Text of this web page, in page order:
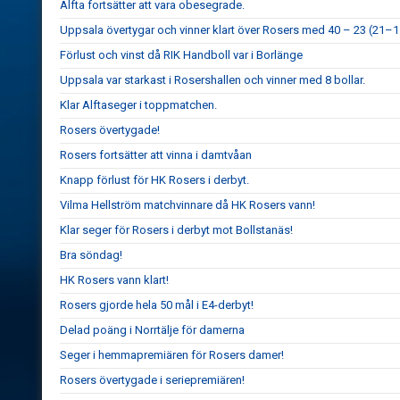
Alfta fortsätter att vara obesegrade.
Uppsala övertygar och vinner klart över Rosers med 40 – 23
Förlust och vinst då RIK Handboll var i Borlänge
Uppsala var starkast i Rosershallen och vinner med 8 bollar.
Klar Alftaseger i toppmatchen.
Rosers övertygade!
Rosers fortsätter att vinna i damtvåan
Knapp förlust för HK Rosers i derbyt.
Vilma Hellström matchvinnare då HK Rosers vann!
Klar seger för Rosers i derbyt mot Bollstanäs!
Bra söndag!
HK Rosers vann klart!
Rosers gjorde hela 50 mål i E4-derbyt!
Delad poäng i Norrtälje för damerna
Seger i hemmapremiären för Rosers damer!
Rosers övertygade i seriepremiären!